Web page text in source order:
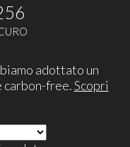
adottato un
carbon-free.Scopri